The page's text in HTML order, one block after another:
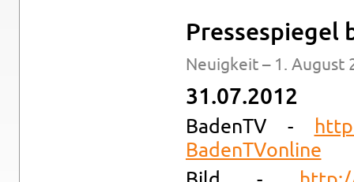
Pres­se­spie­gel
Neu­ig­keit – 1. Au­gust
31.07.2012
Ba­denTV -
Bad​enTV​onli​ne